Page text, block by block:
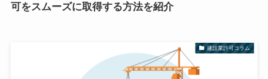
可をスムーズに取得する方法を紹介
建設業許可コラム